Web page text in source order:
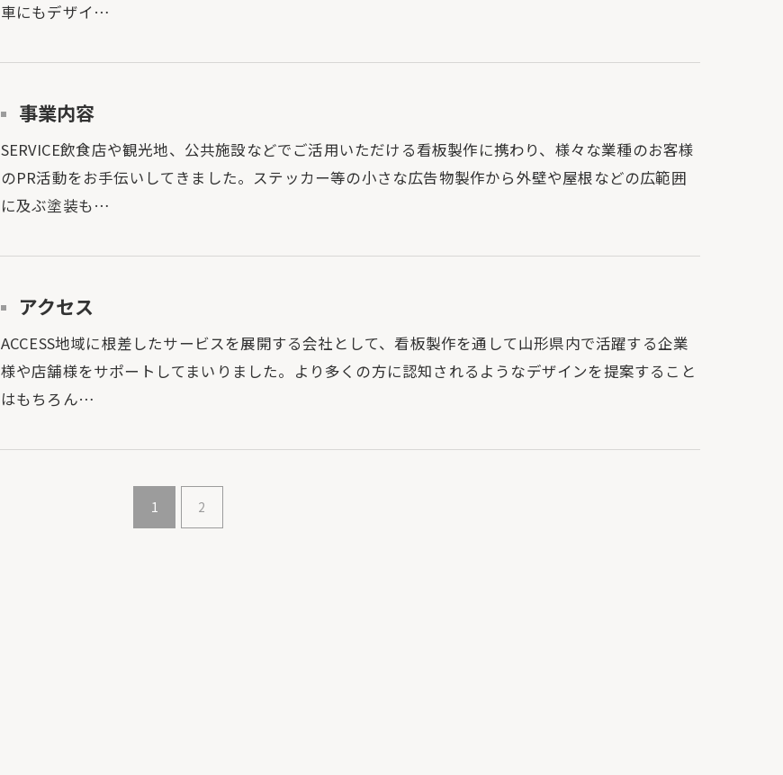
車にもデザイ…
事業内容
SERVICE飲食店や観光地、公共施設などでご活用いただける看板製作に携わり、様々な業種のお客様
のPR活動をお手伝いしてきました。ステッカー等の小さな広告物製作から外壁や屋根などの広範囲
に及ぶ塗装も…
アクセス
ACCESS地域に根差したサービスを展開する会社として、看板製作を通して山形県内で活躍する企業
様や店舗様をサポートしてまいりました。より多くの方に認知されるようなデザインを提案すること
はもちろん…
1 2